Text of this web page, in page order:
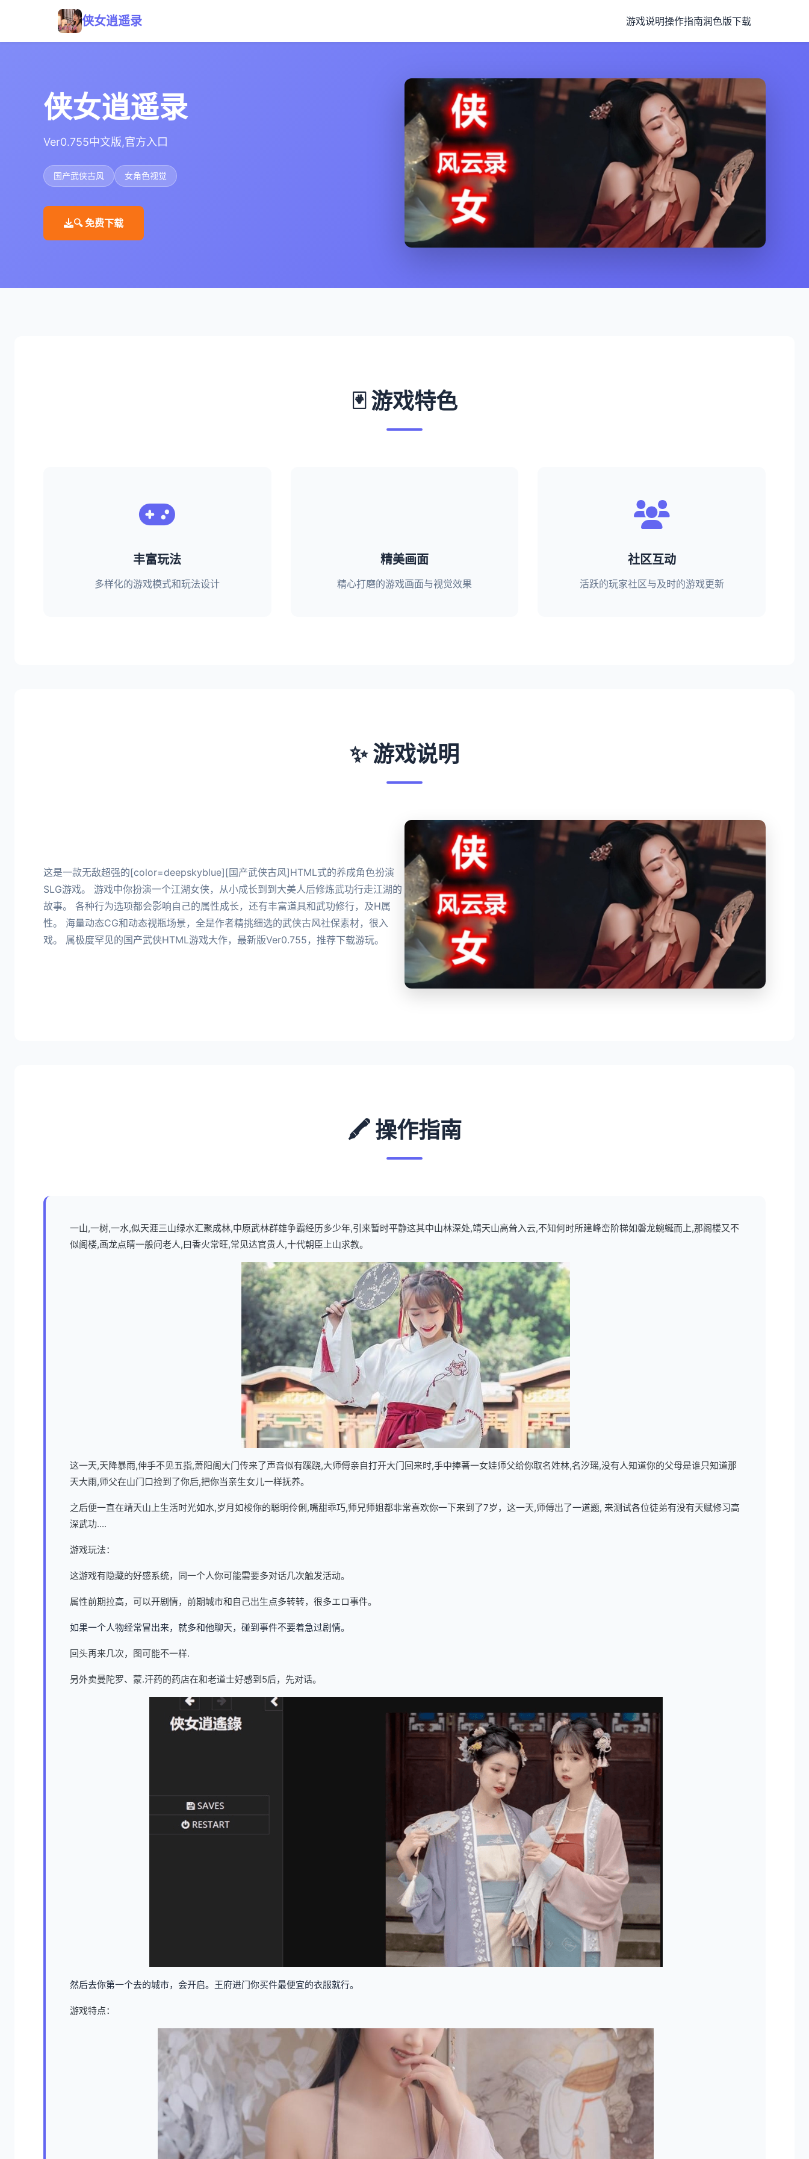
侠女逍遥录 游戏说明操作指南润色版下载
侠女逍遥录
Ver0.755中文版,官方入口
国产武侠古风 女角色视觉
🔍 免费下载
🃏 游戏特色
丰富玩法
多样化的游戏模式和玩法设计
精美画面
精心打磨的游戏画面与视觉效果
社区互动
活跃的玩家社区与及时的游戏更新
✨ 游戏说明
这是一款无敌超强的[color=deepskyblue][国产武侠古风]HTML式的养成角色扮演
SLG游戏。 游戏中你扮演一个江湖女侠，从小成长到到大美人后修炼武功行走江湖的
故事。 各种行为选项都会影响自己的属性成长，还有丰富道具和武功修行，及H属
性。 海量动态CG和动态视瓶场景，全是作者精挑细选的武侠古风社保素材，很入
戏。 属极度罕见的国产武侠HTML游戏大作，最新版Ver0.755，推荐下载游玩。
🖍️ 操作指南
一山,一树,一水,似天涯三山绿水汇聚成林,中原武林群雄争霸经历多少年,引来暂时平静这其中山林深处,靖天山高耸入云,不知何时所建峰峦阶梯如磐龙蜿蜒而上,那阁楼又不
似阁楼,画龙点睛一般问老人,曰香火常旺,常见达官贵人,十代朝臣上山求教。
这一天,天降暴雨,伸手不见五指,萧阳阁大门传来了声音似有蹊跷,大师傅亲自打开大门回来时,手中捧著一女娃师父给你取名姓林,名汐瑶,没有人知道你的父母是谁只知道那
天大雨,师父在山门口捡到了你后,把你当亲生女儿一样抚养。
之后便一直在靖天山上生活时光如水,岁月如梭你的聪明伶俐,嘴甜乖巧,师兄师姐都非常喜欢你一下来到了7岁，这一天,师傅出了一道题, 来测试各位徒弟有没有天赋修习高
深武功....
游戏玩法：
这游戏有隐藏的好感系统，同一个人你可能需要多对话几次触发活动。
属性前期拉高，可以开剧情，前期城市和自己出生点多转转，很多エロ事件。
如果一个人物经常冒出来，就多和他聊天，碰到事件不要着急过剧情。
回头再来几次，图可能不一样.
另外卖曼陀罗、蒙.汗药的药店在和老道士好感到5后，先对话。
然后去你第一个去的城市，会开启。王府进门你买件最便宜的衣服就行。
游戏特点：